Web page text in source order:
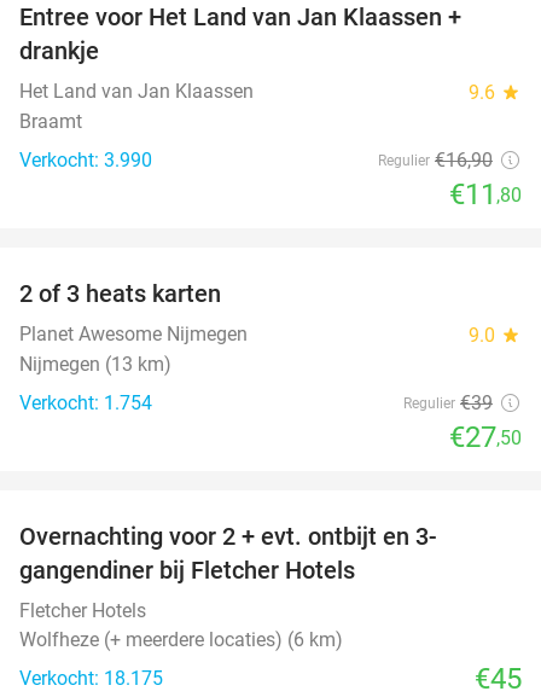
Entree voor Het Land van Jan Klaassen +
drankje
Het Land van Jan Klaassen 9.6 star
Braamt
Verkocht: 3.990
Regulier €16,90
€11 ,80
2 of 3 heats karten
Planet Awesome Nijmegen 9.0 star
Nijmegen (13 km)
Verkocht: 1.754
Regulier €39
€27,50
Overnachting voor 2 + evt. ontbijt en 3-
gangendiner bij Fletcher Hotels
Fletcher Hotels
Wolfheze (+ meerdere locaties) (6 km)
Verkocht: 18.175
€45